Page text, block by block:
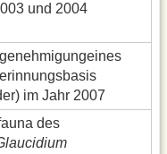
und 2004
im Jahr 2007
des